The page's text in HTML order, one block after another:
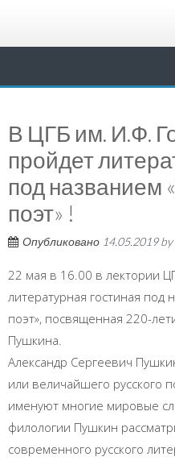
В ЦГБ им. И.Ф.
пройдет
под названием
поэт» !
Опубликовано 14.05.2019by
22 мая в 16.00 в лектории
литературная гостиная под
поэт», посвященная 220-
Пушкина.
Александр Сергеевич
или величайшего русского
именуют многие мировые
филологии Пушкин
современного русского